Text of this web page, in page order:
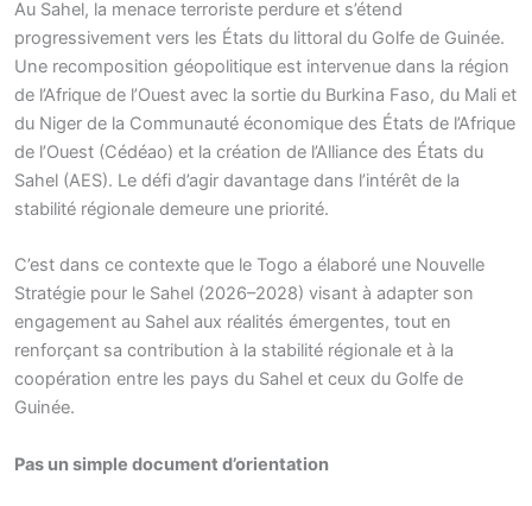
Au Sahel, la menace terroriste perdure et s’étend
progressivement vers les États du littoral du Golfe de Guinée.
Une recomposition géopolitique est intervenue dans la région
de l’Afrique de l’Ouest avec la sortie du Burkina Faso, du Mali et
du Niger de la Communauté économique des États de l’Afrique
de l’Ouest (Cédéao) et la création de l’Alliance des États du
Sahel (AES). Le défi d’agir davantage dans l’intérêt de la
stabilité régionale demeure une priorité.
C’est dans ce contexte que le Togo a élaboré une Nouvelle
Stratégie pour le Sahel (2026–2028) visant à adapter son
engagement au Sahel aux réalités émergentes, tout en
renforçant sa contribution à la stabilité régionale et à la
coopération entre les pays du Sahel et ceux du Golfe de
Guinée.
Pas un simple document d’orientation